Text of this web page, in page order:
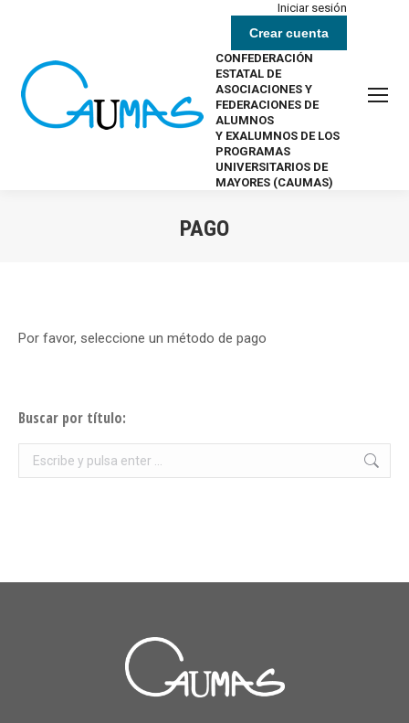
Iniciar sesión
Crear cuenta
CONFEDERACIÓN
ESTATAL DE
ASOCIACIONES Y
FEDERACIONES DE
ALUMNOS
Y EXALUMNOS DE LOS
PROGRAMAS
UNIVERSITARIOS DE
MAYORES (CAUMAS)
PAGO
Por favor, seleccione un método de pago
Buscar por título:
Buscar: